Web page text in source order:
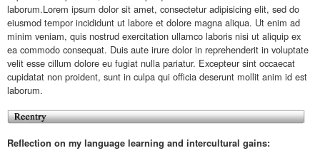
laborum.Lorem ipsum dolor sit amet, consectetur adipisicing elit, sed do
eiusmod tempor incididunt ut labore et dolore magna aliqua. Ut enim ad
minim veniam, quis nostrud exercitation ullamco laboris nisi ut aliquip ex
ea commodo consequat. Duis aute irure dolor in reprehenderit in voluptate
velit esse cillum dolore eu fugiat nulla pariatur. Excepteur sint occaecat
cupidatat non proident, sunt in culpa qui officia deserunt mollit anim id est
laborum.
Reflection on my language learning and intercultural gains: